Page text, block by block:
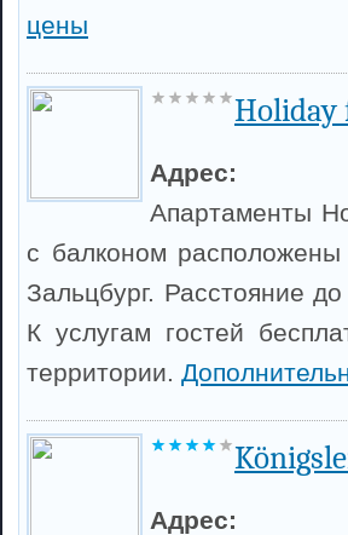
цены
Holiday
Адрес:
Апартаменты
с балконом расположены
Зальцбург. Расстояние
К услугам гостей
территории.
Адрес: